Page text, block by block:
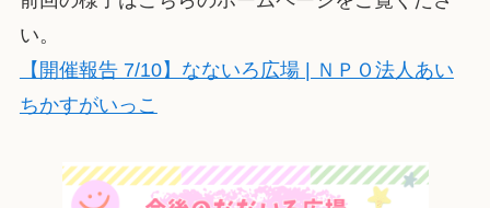
い。
【開催報告 7/10】なないろ広場 | ＮＰＯ法人あい
ちかすがいっこ